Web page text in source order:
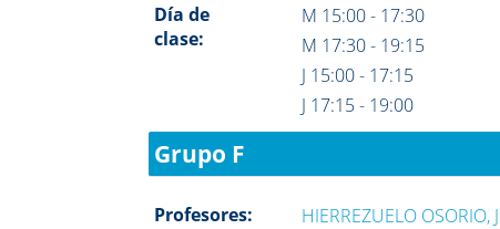
Día de
clase:
M 15:00 - 17:30
M 17:30 - 19:15
J 15:00 - 17:15
J 17:15 - 19:00
Grupo F
Profesores: HIERREZUELO OSORIO,